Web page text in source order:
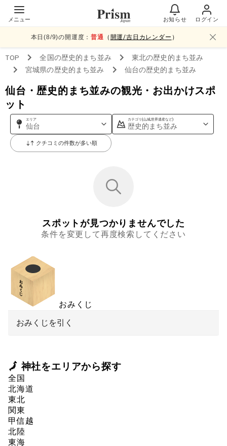
メニュー お知らせ ログイン
本日(8/9)の開運度：普通 （ 開運/吉日カレンダー ）
TOP 全国の歴史的まち並み 東北の歴史的まち並み
宮城県の歴史的まち並み 仙台の歴史的まち並み
仙台・歴史的まち並みの観光・お出かけスポ
ット
エリア
仙台
カテゴリ(山,城,世界遺産など)
歴史的まち並み
クチコミの件数が多い順
スポットが見つかりませんでした
条件を変更して再度検索してください
おみくじ
おみくじを引く
🗾 神社をエリアから探す
全国
北海道
東北
関東
甲信越
北陸
東海